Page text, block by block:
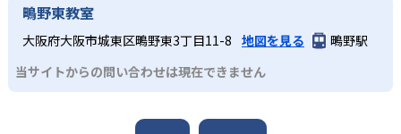
鴫野東教室
大阪府大阪市城東区鴫野東3丁目11-8 地図を見る
鴫野駅
当サイトからの問い合わせは現在できません